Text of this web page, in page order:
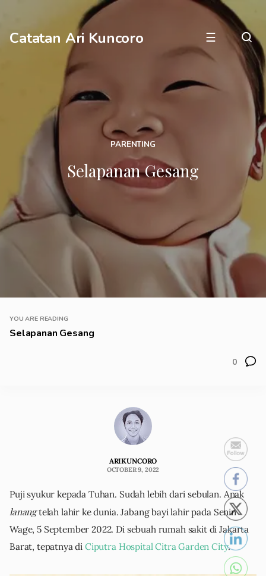
Catatan Ari Kuncoro ☰
PARENTING
Selapanan Gesang
YOU ARE READING
Selapanan Gesang
0
ARIKUNCORO
OCTOBER 9, 2022
Puji syukur kepada Tuhan. Sudah lebih dari sebulan. Anak
lanangtelah lahir ke dunia. Jabang bayi lahir pada Senin
Wage, 5 September 2022. Di sebuah rumah sakit di Jakarta
Barat, tepatnya di Ciputra Hospital Citra Garden City.